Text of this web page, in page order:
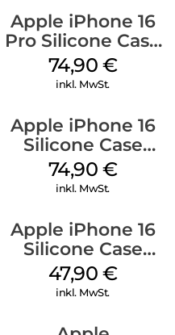
Apple iPhone 16
Pro Silicone Case
MagSafe Black
74,90 €
inkl. MwSt.
Apple iPhone 16
Silicone Case
MagSafe Black
74,90 €
inkl. MwSt.
Apple iPhone 16
Silicone Case
MagSafe Fuchsia
47,90 €
inkl. MwSt.